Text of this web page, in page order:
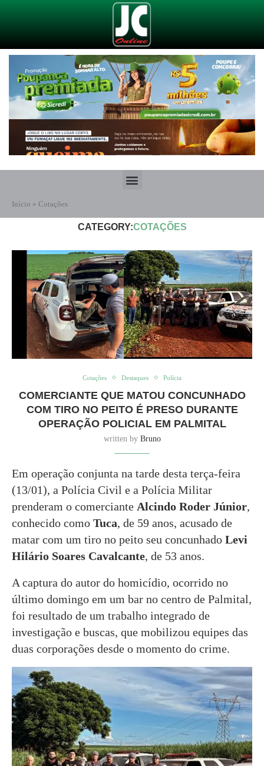
Início » Cotações
CATEGORY:COTAÇÕES
Cotações Destaques Polícia
COMERCIANTE QUE MATOU CONCUNHADO
COM TIRO NO PEITO É PRESO DURANTE
OPERAÇÃO POLICIAL EM PALMITAL
written by Bruno
Em operação conjunta na tarde desta terça-feira
(13/01), a Polícia Civil e a Polícia Militar
prenderam o comerciante Alcindo Roder Júnior,
conhecido como Tuca, de 59 anos, acusado de
matar com um tiro no peito seu concunhado Levi
Hilário Soares Cavalcante, de 53 anos.
A captura do autor do homicídio, ocorrido no
último domingo em um bar no centro de Palmital,
foi resultado de um trabalho integrado de
investigação e buscas, que mobilizou equipes das
duas corporações desde o momento do crime.